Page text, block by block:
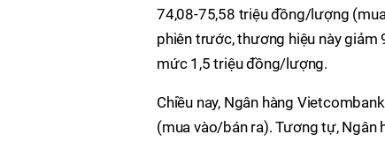
74,08-75,58 triệu đồng/lượng
phiên trước, thương hiệu này
mức 1,5 triệu đồng/lượng.
Chiều nay, Ngân hàng
(mua vào/bán ra). Tương tự, Ngân